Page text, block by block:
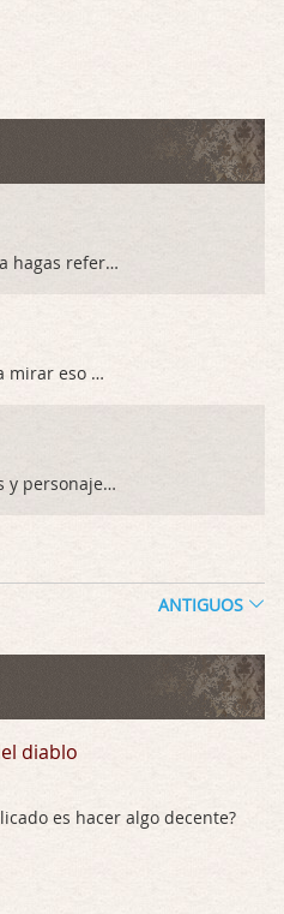
Me encanto que en la reseña hagas referen …
mirar eso …
Pues eso: muertes aburridas y personajes p …
Buena película, buen director y buenos ac …
ANTIGUOS
diablo
es hacer algo decente?